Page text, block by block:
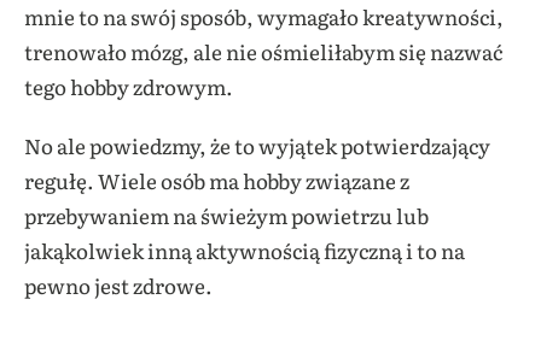
mnie to na swój sposób, wymagało kreatywności,
trenowało mózg, ale nie ośmieliłabym się nazwać
tego hobby zdrowym.
No ale powiedzmy, że to wyjątek potwierdzający
regułę. Wiele osób ma hobby związane z
przebywaniem na świeżym powietrzu lub
jakąkolwiek inną aktywnością fizyczną i to na
pewno jest zdrowe.